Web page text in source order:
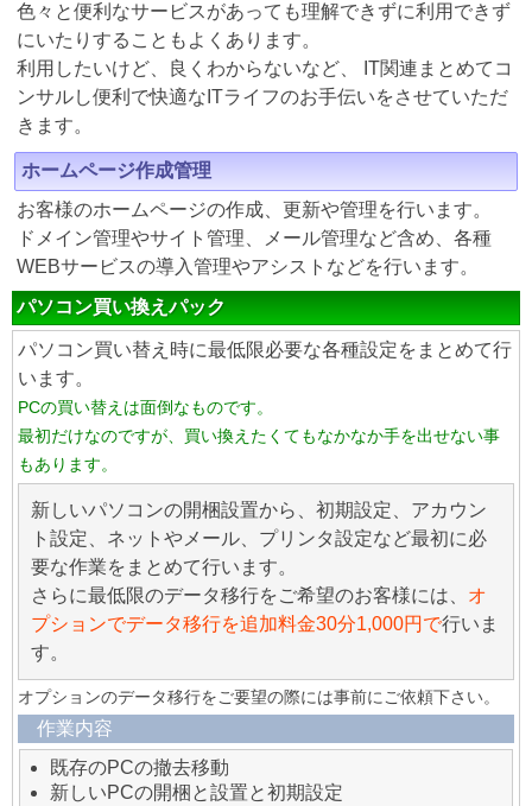
色々と便利なサービスがあっても理解できずに利用できず
にいたりすることもよくあります。
利用したいけど、良くわからないなど、 IT関連まとめてコ
ンサルし便利で快適なITライフのお手伝いをさせていただ
きます。
ホームページ作成管理
お客様のホームページの作成、更新や管理を行います。
ドメイン管理やサイト管理、メール管理など含め、各種
WEBサービスの導入管理やアシストなどを行います。
パソコン買い換えパック
パソコン買い替え時に最低限必要な各種設定をまとめて行
います。
PCの買い替えは面倒なものです。
最初だけなのですが、買い換えたくてもなかなか手を出せない事
もあります。
新しいパソコンの開梱設置から、初期設定、アカウン
ト設定、ネットやメール、プリンタ設定など最初に必
要な作業をまとめて行います。
さらに最低限のデータ移行をご希望のお客様には、 オ
プションでデータ移行を追加料金30分1,000円で行いま
す。
オプションのデータ移行をご要望の際には事前にご依頼下さい。
作業内容
既存のPCの撤去移動
新しいPCの開梱と設置と初期設定